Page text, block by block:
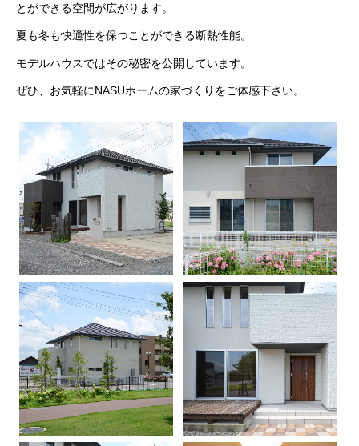
とができる空間が広がります。
夏も冬も快適性を保つことができる断熱性能。
モデルハウスではその秘密を公開しています。
ぜひ、お気軽にNASUホームの家づくりをご体感下さい。